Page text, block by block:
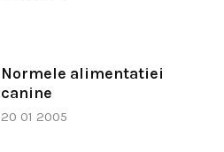
Normele alimentatiei
canine
20 01 2005